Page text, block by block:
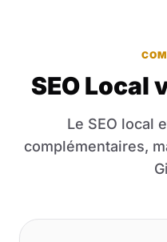
SEO Local
Le SEO local
complémentaires,